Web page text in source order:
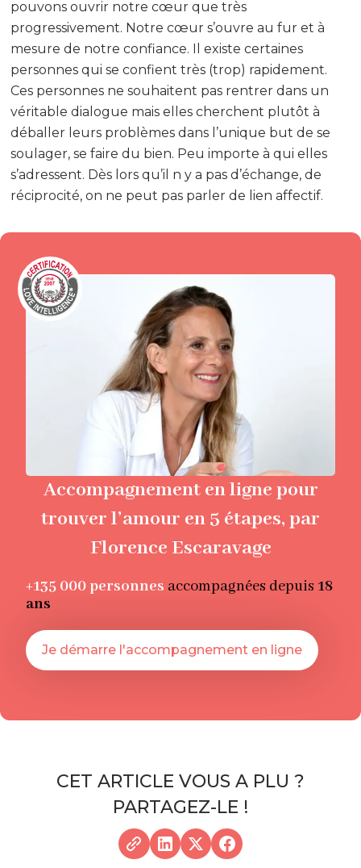
pouvons ouvrir notre cœur que très
progressivement. Notre cœur s’ouvre au fur et à
mesure de notre confiance. Il existe certaines
personnes qui se confient très (trop) rapidement.
Ces personnes ne souhaitent pas rentrer dans un
véritable dialogue mais elles cherchent plutôt à
déballer leurs problèmes dans l’unique but de se
soulager, se faire du bien. Peu importe à qui elles
s’adressent. Dès lors qu’il n y a pas d’échange, de
réciprocité, on ne peut pas parler de lien affectif.
Accompagnement en ligne pour
trouver l’amour en 5 étapes, par
Florence Escaravage
+135 000 personnes accompagnées depuis 18
ans
Je démarre l'accompagnement en ligne
CET ARTICLE VOUS A PLU ?
PARTAGEZ-LE !